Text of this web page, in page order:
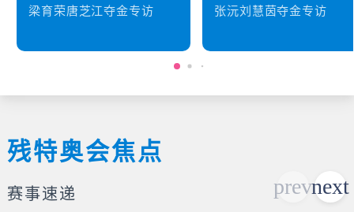
梁育荣唐芝江夺金专访
张沅刘慧茵夺金专访
残特奥会焦点
赛事速递